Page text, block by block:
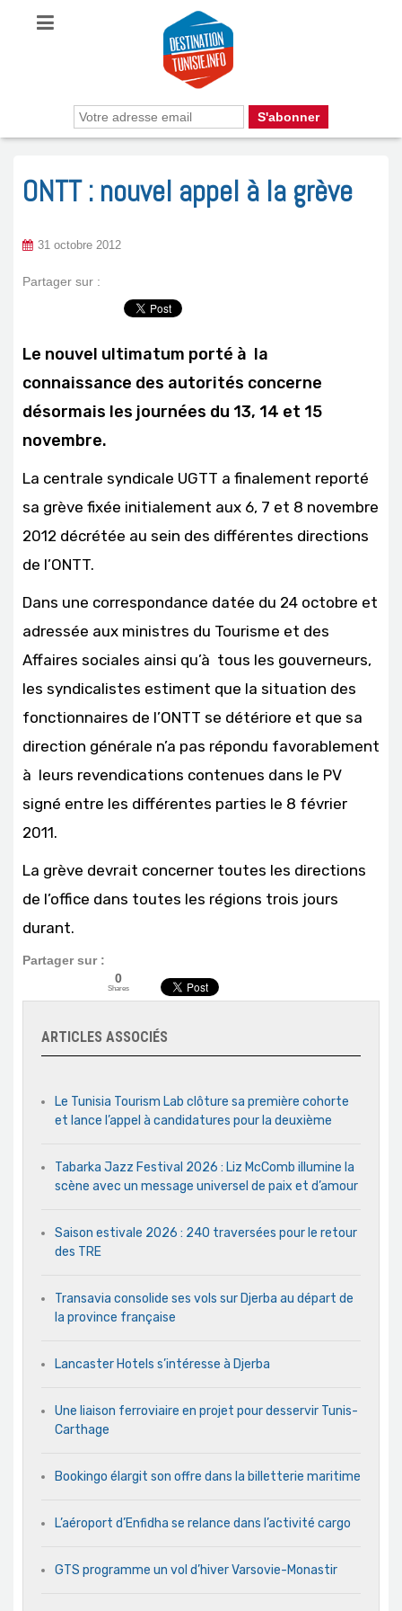
ONTT : nouvel appel à la grève
31 octobre 2012
Partager sur :
Le nouvel ultimatum porté à la
connaissance des autorités concerne
désormais les journées du 13, 14 et 15
novembre.
La centrale syndicale UGTT a finalement reporté
sa grève fixée initialement aux 6, 7 et 8 novembre
2012 décrétée au sein des différentes directions
de l’ONTT.
Dans une correspondance datée du 24 octobre et
adressée aux ministres du Tourisme et des
Affaires sociales ainsi qu’à tous les gouverneurs,
les syndicalistes estiment que la situation des
fonctionnaires de l’ONTT se détériore et que sa
direction générale n’a pas répondu favorablement
à leurs revendications contenues dans le PV
signé entre les différentes parties le 8 février
2011.
La grève devrait concerner toutes les directions
de l’office dans toutes les régions trois jours
durant.
Partager sur :
0
Shares
ARTICLES ASSOCIÉS
Le Tunisia Tourism Lab clôture sa première cohorte
et lance l’appel à candidatures pour la deuxième
Tabarka Jazz Festival 2026 : Liz McComb illumine la
scène avec un message universel de paix et d’amour
Saison estivale 2026 : 240 traversées pour le retour
des TRE
Transavia consolide ses vols sur Djerba au départ de
la province française
Lancaster Hotels s’intéresse à Djerba
Une liaison ferroviaire en projet pour desservir Tunis-
Carthage
Bookingo élargit son offre dans la billetterie maritime
L’aéroport d’Enfidha se relance dans l’activité cargo
GTS programme un vol d’hiver Varsovie-Monastir